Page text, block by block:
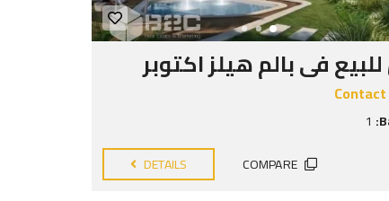
فى بالم هيلز اكتوبر
1
COMPARE
DETAILS